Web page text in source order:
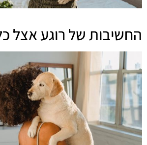
החשיבות של רוגע אצל